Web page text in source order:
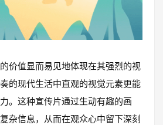
价值显而易见地体现在其强烈的视
的现代生活中直观的视觉元素更能
。这种宣传片通过生动有趣的画
杂信息，从而在观众心中留下深刻